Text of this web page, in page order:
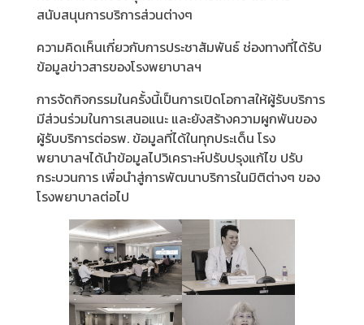
สนับสนุนการบริการส่วนต่างๆ
ความคิดเห็นเกี่ยวกับการประชาสัมพันธ์ ช่องทางที่ได้รับ
ข้อมูลข่าวสารของโรงพยาบาลฯ
การจัดกิจกรรมในครั้งนี้เป็นการเปิดโอกาสให้ผู้รับบริการ
มีส่วนร่วมในการเสนอแนะ และยังสร้างความผูกพันของ
ผู้รับบริการต่อรพ. ข้อมูลที่ได้ในทุกประเด็น โรง
พยาบาลฯได้นำข้อมูลไปวิเคราะห์ปรับปรุงแก้ไข ปรับ
กระบวนการ เพื่อนำสู่การพัฒนาบริการในมิติต่างๆ ของ
โรงพยาบาลต่อไป